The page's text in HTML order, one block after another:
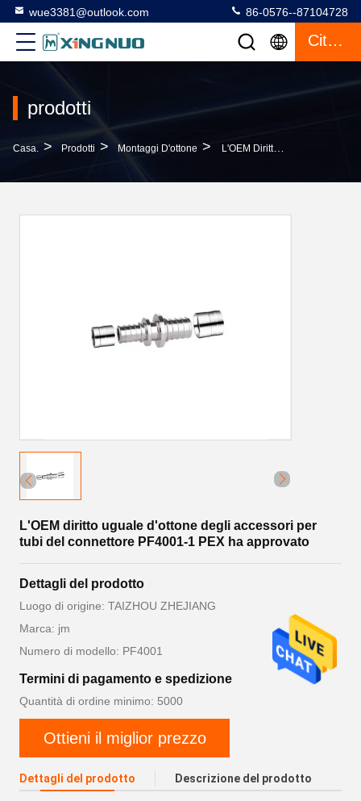
wue3381@outlook.com 86-0576--87104728
Citazione
prodotti
Casa. > Prodotti > Montaggi D'ottone > L'OEM Diritto Uguale D'ottone Degli Accessori Per Tubi Del Connettore PF4001-1 PEX Ha Approvato
L'OEM diritto uguale d'ottone degli accessori per
tubi del connettore PF4001-1 PEX ha approvato
Dettagli del prodotto
Luogo di origine: TAIZHOU ZHEJIANG
Marca: jm
Numero di modello: PF4001
Termini di pagamento e spedizione
Quantità di ordine minimo: 5000
Ottieni il miglior prezzo
Dettagli del prodotto Descrizione del prodotto